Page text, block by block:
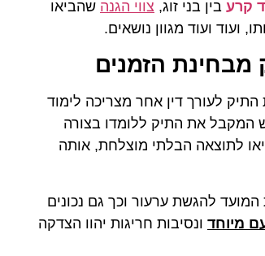
קרע בין בני זוג, צווי הגנה שהביאו
ועוד ועוד מגוון נושאים.
מבחינת הזמנים
לעורך דין אחר מצריכה לימוד
המקבל את התיק ללומדו בצורה
לתוצאה הבלתי מוצלחת, אותה
להגשת ערעור וכך גם נכונים
מיוחד ונסיבות חריגות יהוו הצדקה